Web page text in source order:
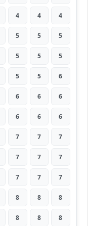
4 4 4
5 5 5
5 5 5
5 5 6
6 6 6
6 6 6
7 7 7
7 7 7
7 7 7
8 8 8
8 8 8